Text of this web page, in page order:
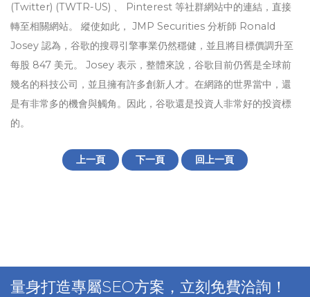
(Twitter) (TWTR-US) 、 Pinterest 等社群網站中的連結，直接
轉至相關網站。 縱使如此， JMP Securities 分析師 Ronald
Josey 認為，谷歌的搜尋引擎事業仍然穩健，並且將目標價調升至
每股 847 美元。 Josey 表示，整體來說，谷歌目前仍舊是全球前
幾名的科技公司，並且擁有許多創新人才。在網路的世界當中，還
是有非常多的機會與觸角。因此，谷歌還是投資人非常好的投資標
的。
上一頁 下一頁 回上一頁
量身打造專屬SEO方案，立刻免費洽詢！